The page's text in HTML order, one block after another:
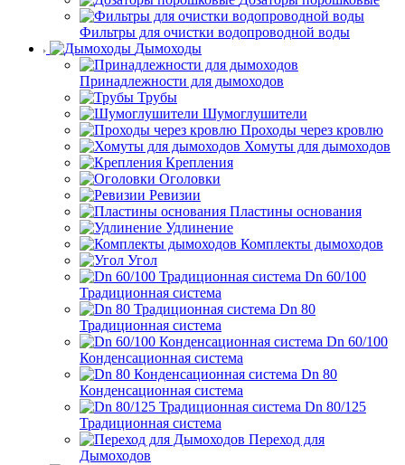
Фильтры для очистки водопроводной воды
Дымоходы
Принадлежности для дымоходов
Трубы
Шумоглушители
Проходы через кровлю
Хомуты для дымоходов
Крепления
Оголовки
Ревизии
Пластины основания
Удлинение
Комплекты дымоходов
Угол
Dn 60/100
Традиционная система
Dn 80
Традиционная система
Dn 60/100
Конденсационная система
Dn 80
Конденсационная система
Dn 80/125
Традиционная система
Переход для
Дымоходов